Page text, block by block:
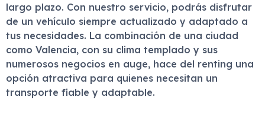
largo plazo. Con nuestro servicio, podrás disfrutar
de un vehículo siempre actualizado y adaptado a
tus necesidades. La combinación de una ciudad
como Valencia, con su clima templado y sus
numerosos negocios en auge, hace del renting una
opción atractiva para quienes necesitan un
transporte fiable y adaptable.